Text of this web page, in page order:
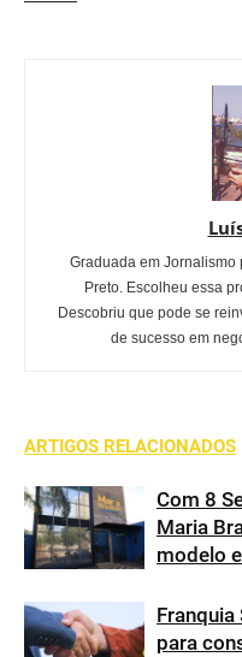
Graduada em
Preto. Escolheu essa
Descobriu que pode se
de sucesso em
ARTIGOS RELACIONADOS
Com 8
Maria
modelo
Franquia
para